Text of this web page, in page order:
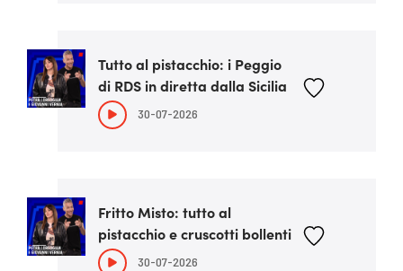
Tutto al pistacchio: i Peggio
di RDS in diretta dalla Sicilia
30-07-2026
Fritto Misto: tutto al
pistacchio e cruscotti bollenti
30-07-2026